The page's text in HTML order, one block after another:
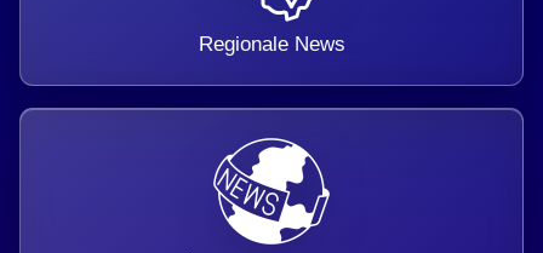
Regionale News